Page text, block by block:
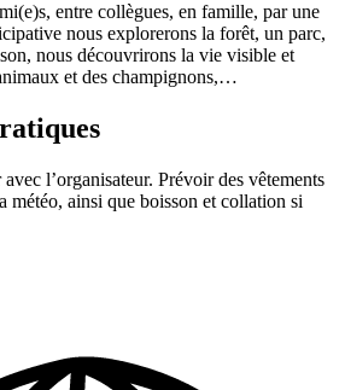
entre collègues, en famille, par une
nous explorerons la forêt, un parc,
nous découvrirons la vie visible et
et des champignons,…
l’organisateur. Prévoir des vêtements
météo, ainsi que boisson et collation si